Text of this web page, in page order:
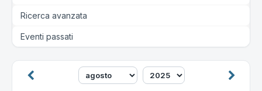
Ricerca avanzata
Eventi passati